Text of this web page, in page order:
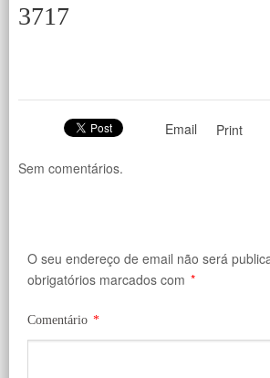
3717
Email Print
Sem comentários.
O seu endereço de email não será
obrigatórios marcados com *
Comentário *